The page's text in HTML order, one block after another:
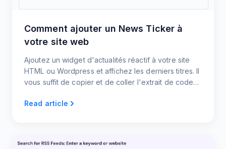
Comment ajouter un News Ticker à
votre site web
Ajoutez un widget d'actualités réactif à votre site
HTML ou Wordpress et affichez les derniers titres. Il
vous suffit de copier et de coller l'extrait de code
Read article